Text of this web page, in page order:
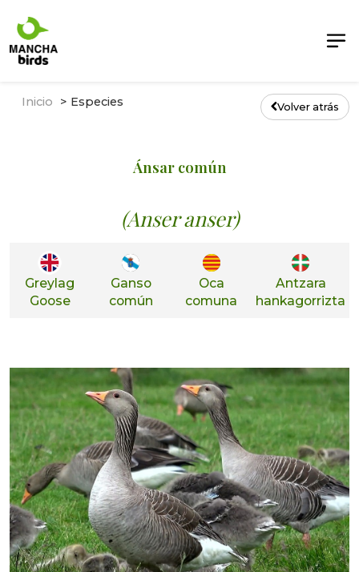
Inicio Especies Volver atrás
Ánsar común
(Anser anser)
Greylag
Goose
Ganso
común
Oca
comuna
Antzara
hankagorrizta